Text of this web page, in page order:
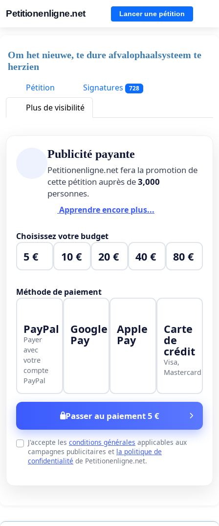
Petitionenligne.net Lancer une pétition
Om het nieuwe, te dure afvalophaalsysteem te
herzien
Pétition
Signatures 728
Plus de visibilité
Publicité payante
Petitionenligne.net fera la promotion de
cette pétition auprès de3,000
personnes.
Apprendre encore plus...
Choisissez votre budget
5 € 10 € 20 € 40 € 80 €
Méthode de paiement
PayPal
Payer
avec
votre
compte
PayPal
Google
Pay
Apple
Pay
Carte
de
crédit
Visa,
Mastercard
Passer au paiement 5 €
J'accepte les conditions générales applicables aux
campagnes publicitaires et la politique de
confidentialité de Petitionenligne.net.